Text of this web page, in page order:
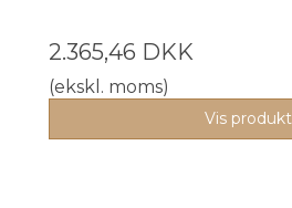
2.365,46 DKK
(ekskl. moms)
Vis produkt